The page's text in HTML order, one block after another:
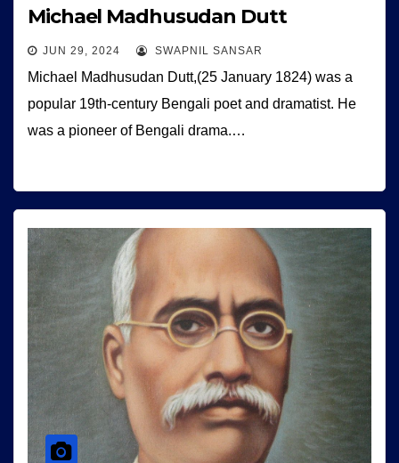
Michael Madhusudan Dutt
JUN 29, 2024 SWAPNIL SANSAR
Michael Madhusudan Dutt,(25 January 1824) was a
popular 19th-century Bengali poet and dramatist. He
was a pioneer of Bengali drama.…